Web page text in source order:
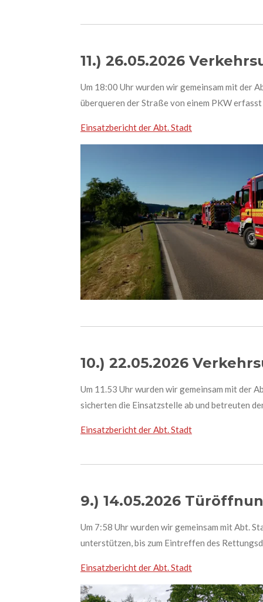
11.) 26.05.2026
Um 18:00 Uhr wurden wir gemeinsam mit der
überqueren der Straße von einem PKW
Einsatzbericht der Abt. Stadt
10.) 22.05.2026
Um 11.53 Uhr wurden wir gemeinsam mit
sicherten die Einsatzstelle ab und betreuten
Einsatzbericht der Abt. Stadt
9.) 14.05.2026
Um 7:58 Uhr wurden wir gemeinsam mit Abt.
unterstützen, bis zum Eintreffen des
Einsatzbericht der Abt. Stadt